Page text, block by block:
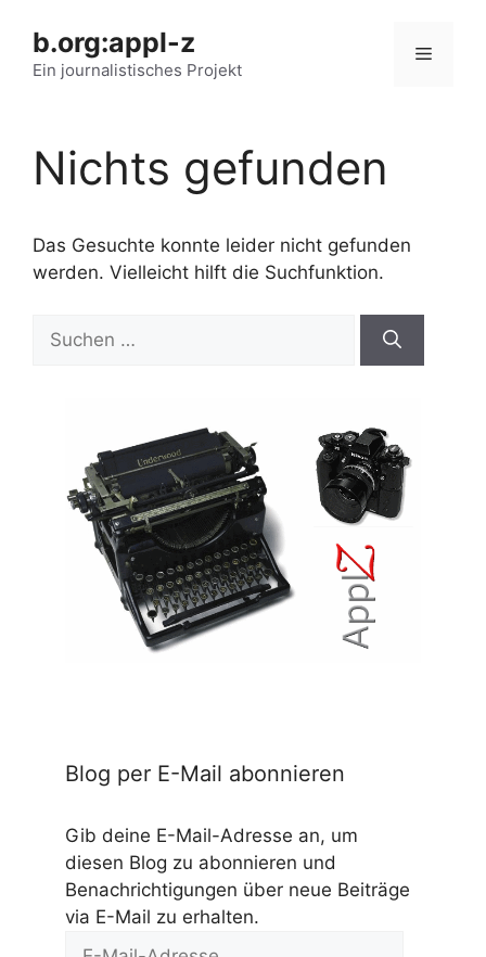
Inhalt
springen
b.org:appl-z
Ein journalistisches Projekt
Menü
Nichts gefunden
Das Gesuchte konnte leider nicht gefunden
werden. Vielleicht hilft die Suchfunktion.
nach:
Blog per E-Mail abonnieren
Gib deine E-Mail-Adresse an, um
diesen Blog zu abonnieren und
Benachrichtigungen über neue Beiträge
via E-Mail zu erhalten.